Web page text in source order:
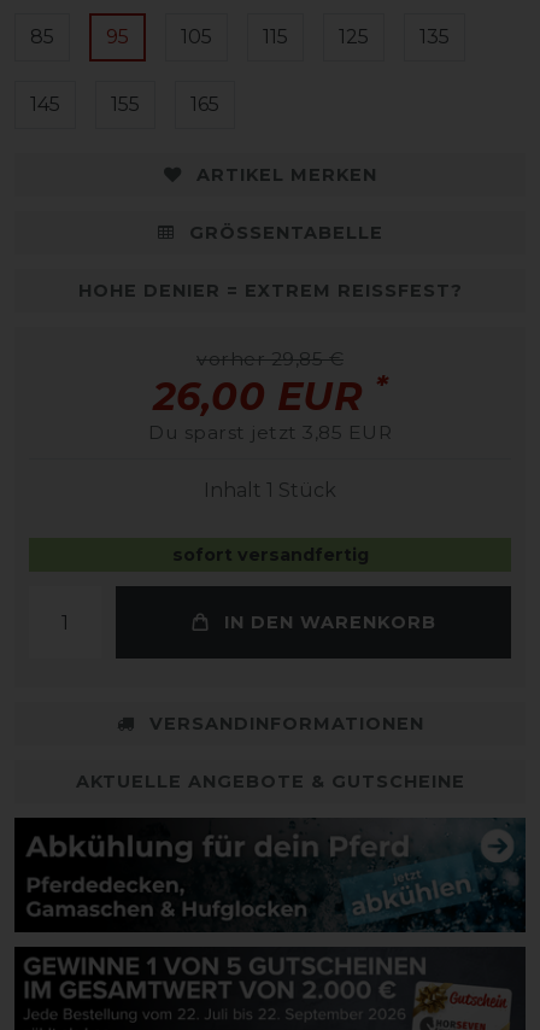
85 95 105 115 125 135
145 155 165
ARTIKEL MERKEN
GRÖSSENTABELLE
HOHE DENIER = EXTREM REISSFEST?
vorher 29,85 €
26,00 EUR *
Du sparst jetzt 3,85 EUR
Inhalt 1 Stück
sofort versandfertig
IN DEN WARENKORB
VERSANDINFORMATIONEN
AKTUELLE ANGEBOTE & GUTSCHEINE